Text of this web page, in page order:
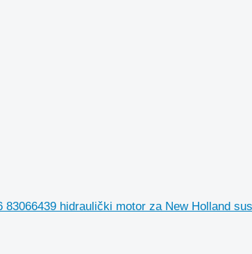
83066439 hidraulički motor za New Holland